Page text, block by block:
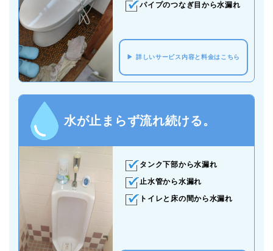
パイプのつなぎ目から水漏れ
詳しいサービス内容と料金はこちら
水が止まらず流れ続ける。
タンク下部から水漏れ
止水管から水漏れ
トイレと床の間から水漏れ